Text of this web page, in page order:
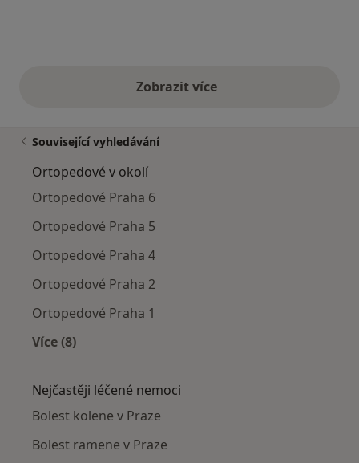
Zobrazit vícevýše uvedené názory
Související vyhledávání
Ortopedové v okolí
Ortopedové Praha 6
Ortopedové Praha 5
Ortopedové Praha 4
Ortopedové Praha 2
Ortopedové Praha 1
Více (8)
Nejčastěji léčené nemoci
Bolest kolene v Praze
Bolest ramene v Praze